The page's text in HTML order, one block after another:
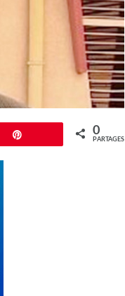
0
PARTAGES